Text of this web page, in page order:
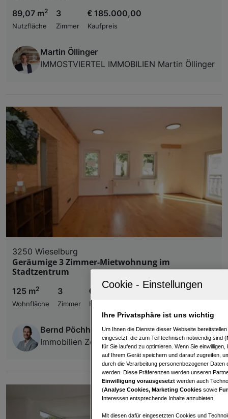
89,07 m2
Nutzfläche
3
Zimmer
€ 185.000,00
Kaufpreis
Martin Öllinger
IMMOSTVIERTEL IMMOBILIEN Martin Öllinger
3250 Wieselburg
Geräumige 3 Zimmer-Mietwohnung im
Stadtzentrum
125 m2
Wohnfläche
3
Zimmer
€ 760,00
Bruttomiete
Bernd Pöchhacker
Immobilien Zehetner GmbH
Ihre Privatsphäre ist uns wichtig
Um Ihnen die Dienste dieser Webseite
eingesetzt, die zum Teil technisch notwendig sind (
für Sie laufend zu optimieren. Wenn Sie
auf Ihrem Gerät speichern und darauf zugreifen,
durch die Verarbeitung personenbezogener
werden. Diese Präferenzen werden unseren
Einwilligung vorausgesetzt werden auch
(Analyse Cookies, Marketing Cookies sowie
Interessen entsprechende Inhalte anzubieten.
Mit diesen dafür eingesetzten Cookies und